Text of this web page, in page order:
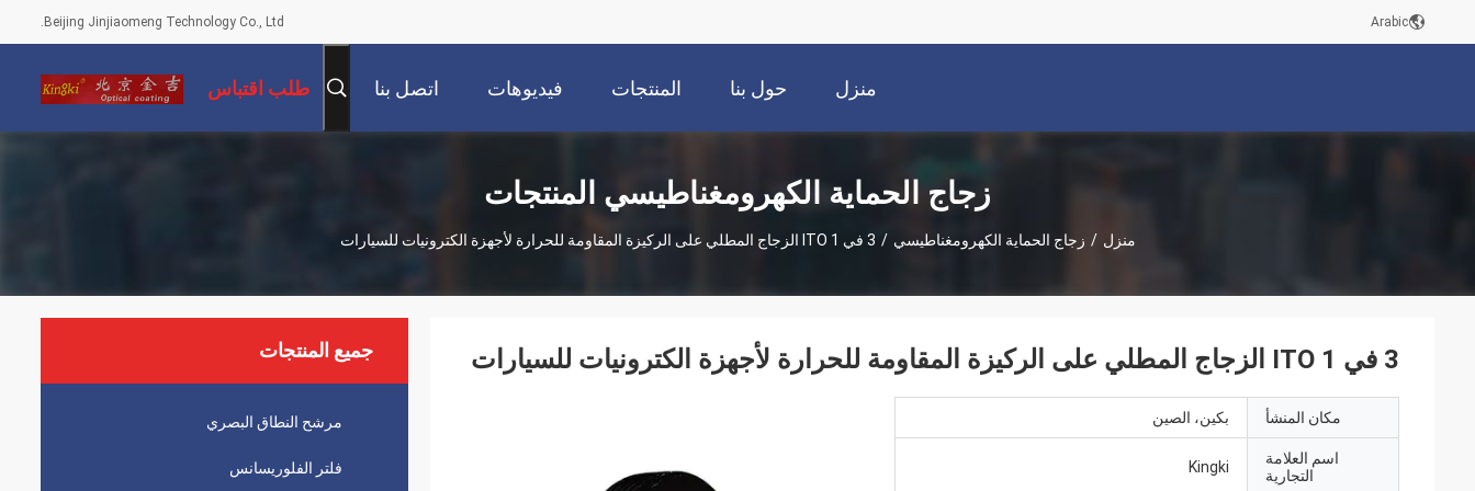
Beijing Jinjiaomeng Technology Co., Ltd. Arabic
منزل حول بنا المنتجات فيديوهات اتصل بنا طلب اقتباس
زجاج الحماية الكهرومغناطيسي المنتجات
منزل / زجاج الحماية الكهرومغناطيسي / 3 في 1 ITO الزجاج المطلي على الركيزة المقاومة للحرارة لأجهزة الكترونيات للسيارات
جميع المنتجات
مرشح النطاق البصري
فلتر الفلوريسانس
3 في 1 ITO الزجاج المطلي على الركيزة المقاومة للحرارة لأجهزة الكترونيات للسيارات
مكان المنشأ بكين، الصين
اسم العلامة
التجارية
Kingki